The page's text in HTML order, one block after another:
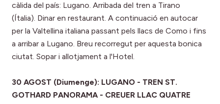
càlida del país: Lugano. Arribada del tren a Tirano
(Ítalia). Dinar en restaurant. A continuació en autocar
per la Valtellina italiana passant pels llacs de Como i fins
a arribar a Lugano. Breu recorregut per aquesta bonica
ciutat. Sopar i allotjament a l'Hotel.
30 AGOST (Diumenge): LUGANO - TREN ST.
GOTHARD PANORAMA - CREUER LLAC QUATRE